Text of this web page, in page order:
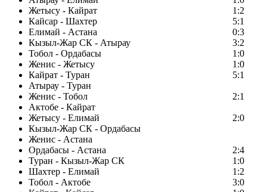
Жетысу - Кайрат
1:2
Кайсар - Шахтер
5:1
Елимай - Астана
0:3
Кызыл-Жар СК - Атырау
3:2
Тобол - Ордабасы
1:0
Женис - Жетысу
1:0
Кайрат - Туран
5:1
Атырау - Туран
Женис - Тобол
2:1
Актобе - Кайрат
Жетысу - Елимай
2:0
Кызыл-Жар СК - Ордабасы
Женис - Астана
Ордабасы - Астана
2:4
Туран - Кызыл-Жар СК
1:0
Шахтер - Елимай
1:2
Тобол - Актобе
3:0